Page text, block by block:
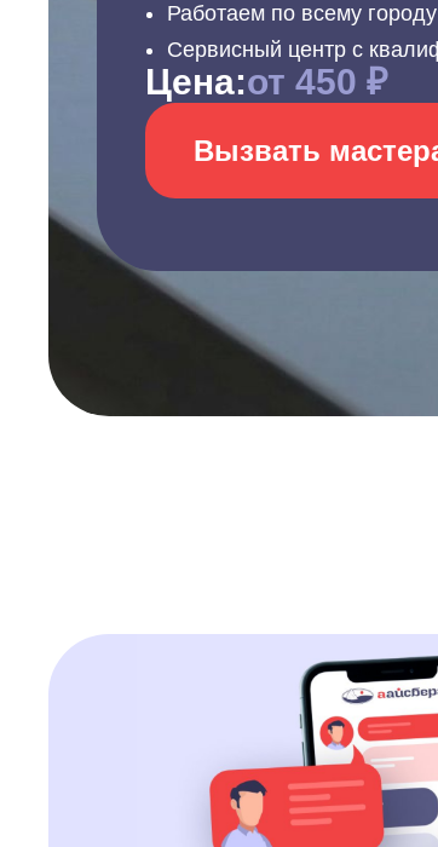
Работаем по всему
Сервисный центр с
Цена:от 450 ₽
Вызвать